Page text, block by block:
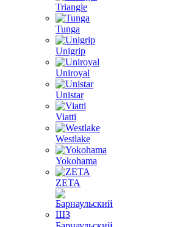
Triangle
Tunga
Unigrip
Uniroyal
Unistar
Viatti
Westlake
Yokohama
ZETA